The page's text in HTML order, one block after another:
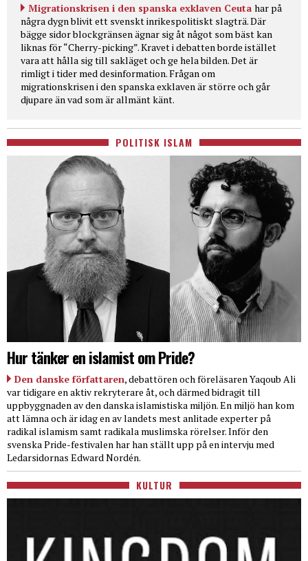
Migrationskrisen i den spanska exklaven Ceuta har på
några dygn blivit ett svenskt inrikespolitiskt slagträ. Där
bägge sidor blockgränsen ägnar sig åt något som bäst kan
liknas för “Cherry-picking”. Kravet i debatten borde istället
vara att hålla sig till sakläget och ge hela bilden. Det är
rimligt i tider med desinformation. Frågan om
migrationskrisen i den spanska exklaven är större och går
djupare än vad som är allmänt känt.
POLITISK ISLAM
Hur tänker en islamist om Pride?
Den danske författaren, debattören och föreläsaren Yaqoub Ali
var tidigare en aktiv rekryterare åt, och därmed bidragit till
uppbyggnaden av den danska islamistiska miljön. En miljö han kom
att lämna och är idag en av landets mest anlitade experter på
radikal islamism samt radikala muslimska rörelser. Inför den
svenska Pride-festivalen har han ställt upp på en intervju med
Ledarsidornas Edward Nordén.
KULTUR